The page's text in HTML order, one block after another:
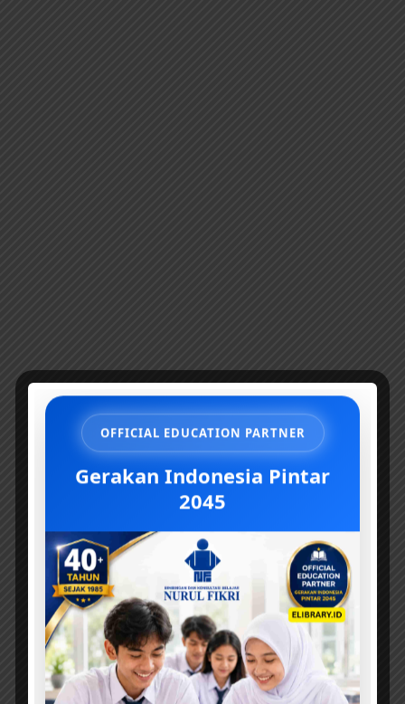
OFFICIAL EDUCATION PARTNER
Gerakan Indonesia Pintar
2045